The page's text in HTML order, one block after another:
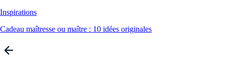
Inspirations
Cadeau maîtresse ou maître : 10 idées originales